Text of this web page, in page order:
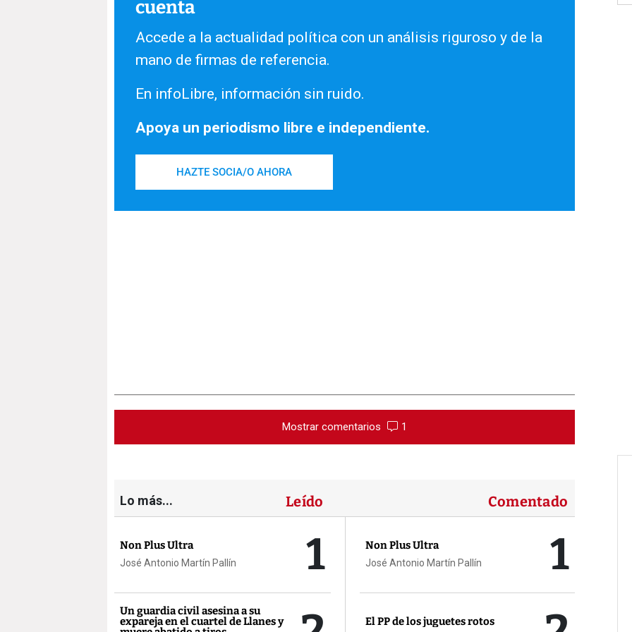
cuenta
Accede a la actualidad política con un análisis riguroso y de la
mano de firmas de referencia.
En infoLibre, información sin ruido.
Apoya un periodismo libre e independiente.
HAZTE SOCIA/O AHORA
Mostrar comentarios 1
Lo más... Leído Comentado
Non Plus Ultra
José Antonio Martín Pallín 1
Un guardia civil asesina a su
expareja en el cuartel de Llanes y
Non Plus Ultra
José Antonio Martín Pallín 1
El PP de los juguetes rotos